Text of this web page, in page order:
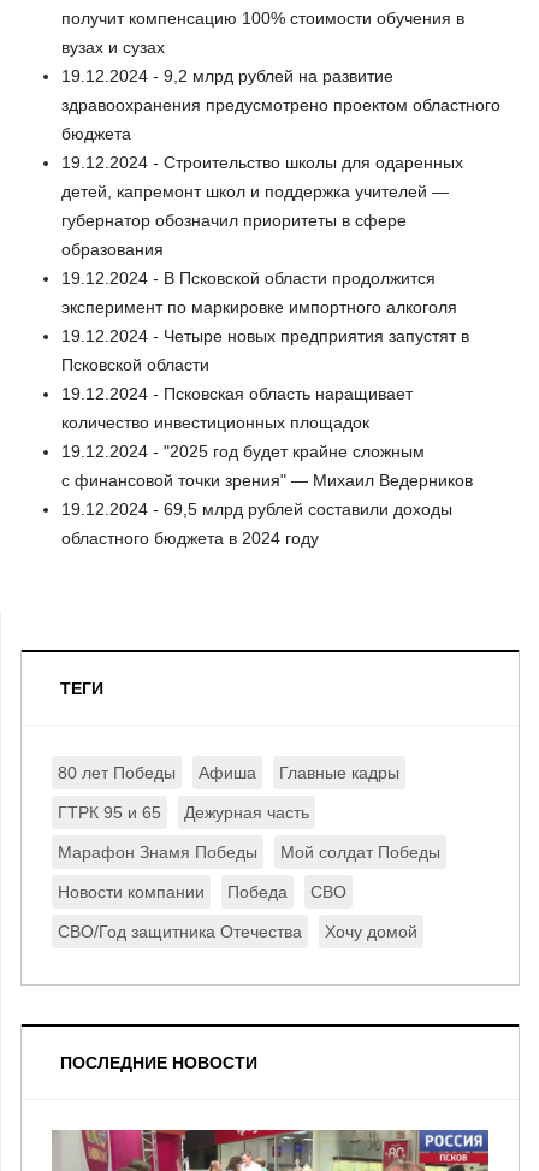
получит компенсацию 100% стоимости обучения в
вузах и сузах
19.12.2024 - 9,2 млрд рублей на развитие
здравоохранения предусмотрено проектом областного
бюджета
19.12.2024 - Строительство школы для одаренных
детей, капремонт школ и поддержка учителей —
губернатор обозначил приоритеты в сфере
образования
19.12.2024 - В Псковской области продолжится
эксперимент по маркировке импортного алкоголя
19.12.2024 - Четыре новых предприятия запустят в
Псковской области
19.12.2024 - Псковская область наращивает
количество инвестиционных площадок
19.12.2024 - "2025 год будет крайне сложным
с финансовой точки зрения" — Михаил Ведерников
19.12.2024 - 69,5 млрд рублей составили доходы
областного бюджета в 2024 году
ТЕГИ
80 лет Победы Афиша Главные кадры
ГТРК 95 и 65 Дежурная часть
Марафон Знамя Победы Мой солдат Победы
Новости компании Победа СВО
СВО/Год защитника Отечества Хочу домой
ПОСЛЕДНИЕ НОВОСТИ